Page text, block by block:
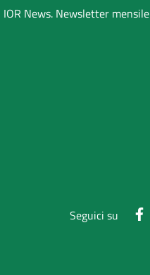
IOR News. Newsletter mensile
Seguici su